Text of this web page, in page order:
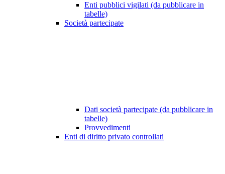
Enti pubblici vigilati (da pubblicare in
tabelle)
Società partecipate
Dati società partecipate (da pubblicare in
tabelle)
Provvedimenti
Enti di diritto privato controllati